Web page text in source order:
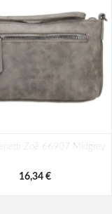
Zoë 66907 Midgrey
16,34 €